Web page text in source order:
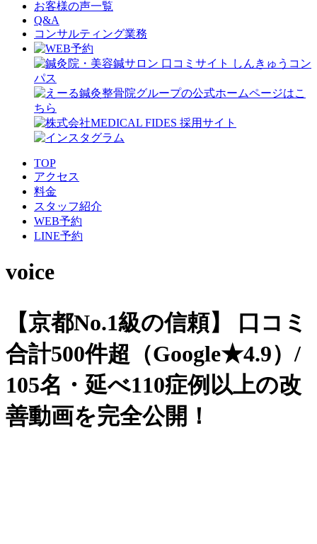
お客様の声一覧
Q&A
コンサルティング業務
TOP
アクセス
料金
スタッフ紹介
WEB予約
LINE予約
voice
【京都No.1級の信頼】
口コミ
合計500件超（Google★4.9）/
105名・延べ110症例以上の改
善動画を完全公開！